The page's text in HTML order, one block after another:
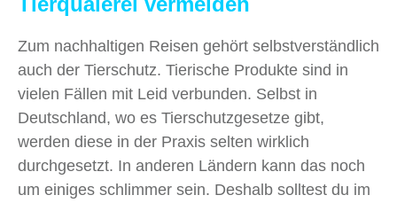
Zum nachhaltigen Reisen gehört selbstverständlich
auch der Tierschutz. Tierische Produkte sind in
vielen Fällen mit Leid verbunden. Selbst in
Deutschland, wo es Tierschutzgesetze gibt,
werden diese in der Praxis selten wirklich
durchgesetzt. In anderen Ländern kann das noch
um einiges schlimmer sein. Deshalb solltest du im